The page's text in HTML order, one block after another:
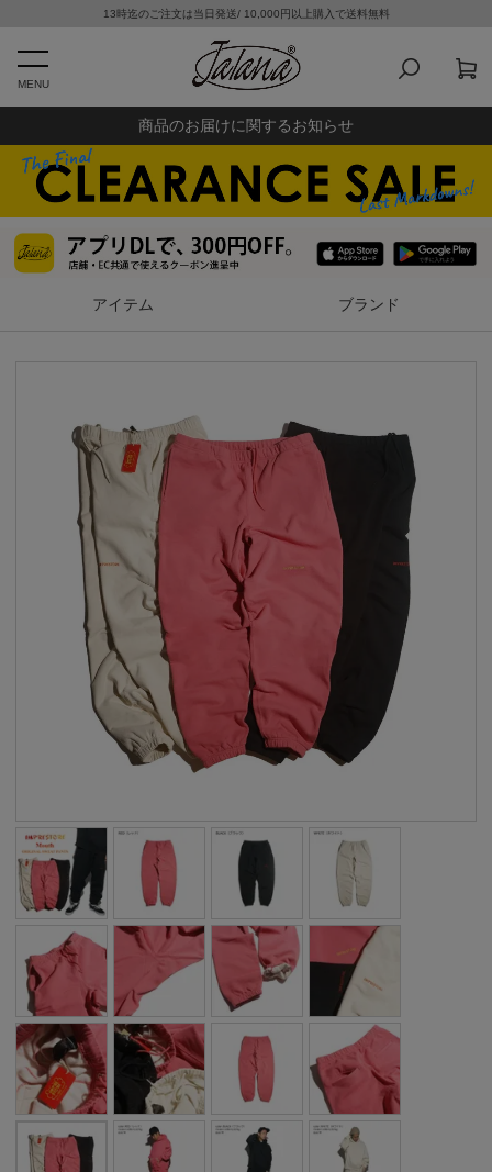
13時迄のご注文は当日発送/ 10,000円以上購入で送料無料
MENU
商品のお届けに関するお知らせ
アイテム ブランド